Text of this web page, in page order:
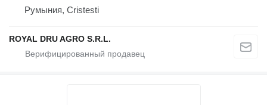
Румыния, Cristesti
ROYAL DRU AGRO S.R.L.